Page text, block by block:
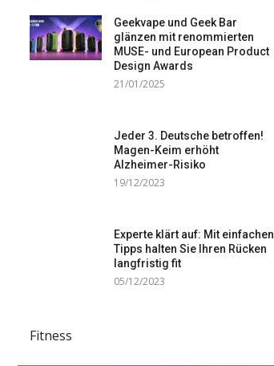
Geekvape und Geek Bar
glänzen mit renommierten
MUSE- und European Product
Design Awards
21/01/2025
Jeder 3. Deutsche betroffen!
Magen-Keim erhöht
Alzheimer-Risiko
19/12/2023
Experte klärt auf: Mit einfachen
Tipps halten Sie Ihren Rücken
langfristig fit
05/12/2023
Fitness